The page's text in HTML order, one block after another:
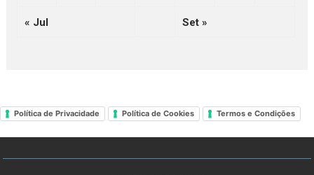
« Jul Set »
Política de Privacidade Política de Cookies Termos e Condições